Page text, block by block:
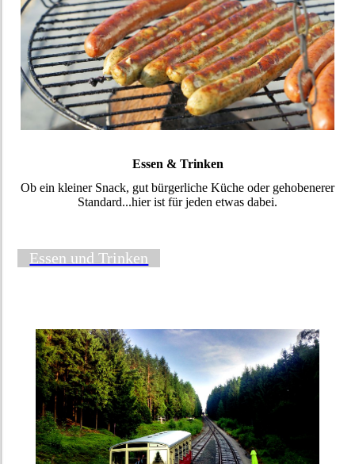
Essen & Trinken
Ob ein kleiner Snack, gut bürgerliche Küche oder gehobenerer
Standard...hier ist für jeden etwas dabei.
Essen und Trinken